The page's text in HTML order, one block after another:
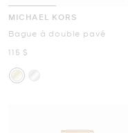
MICHAEL KORS
Bague à double pavé
maintenant
115 $